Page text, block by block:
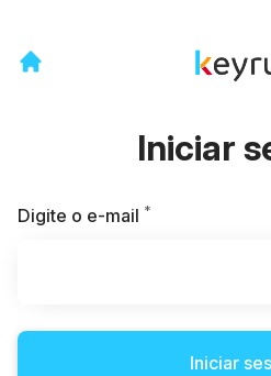
Iniciar
Digite o e-mail *
Iniciar